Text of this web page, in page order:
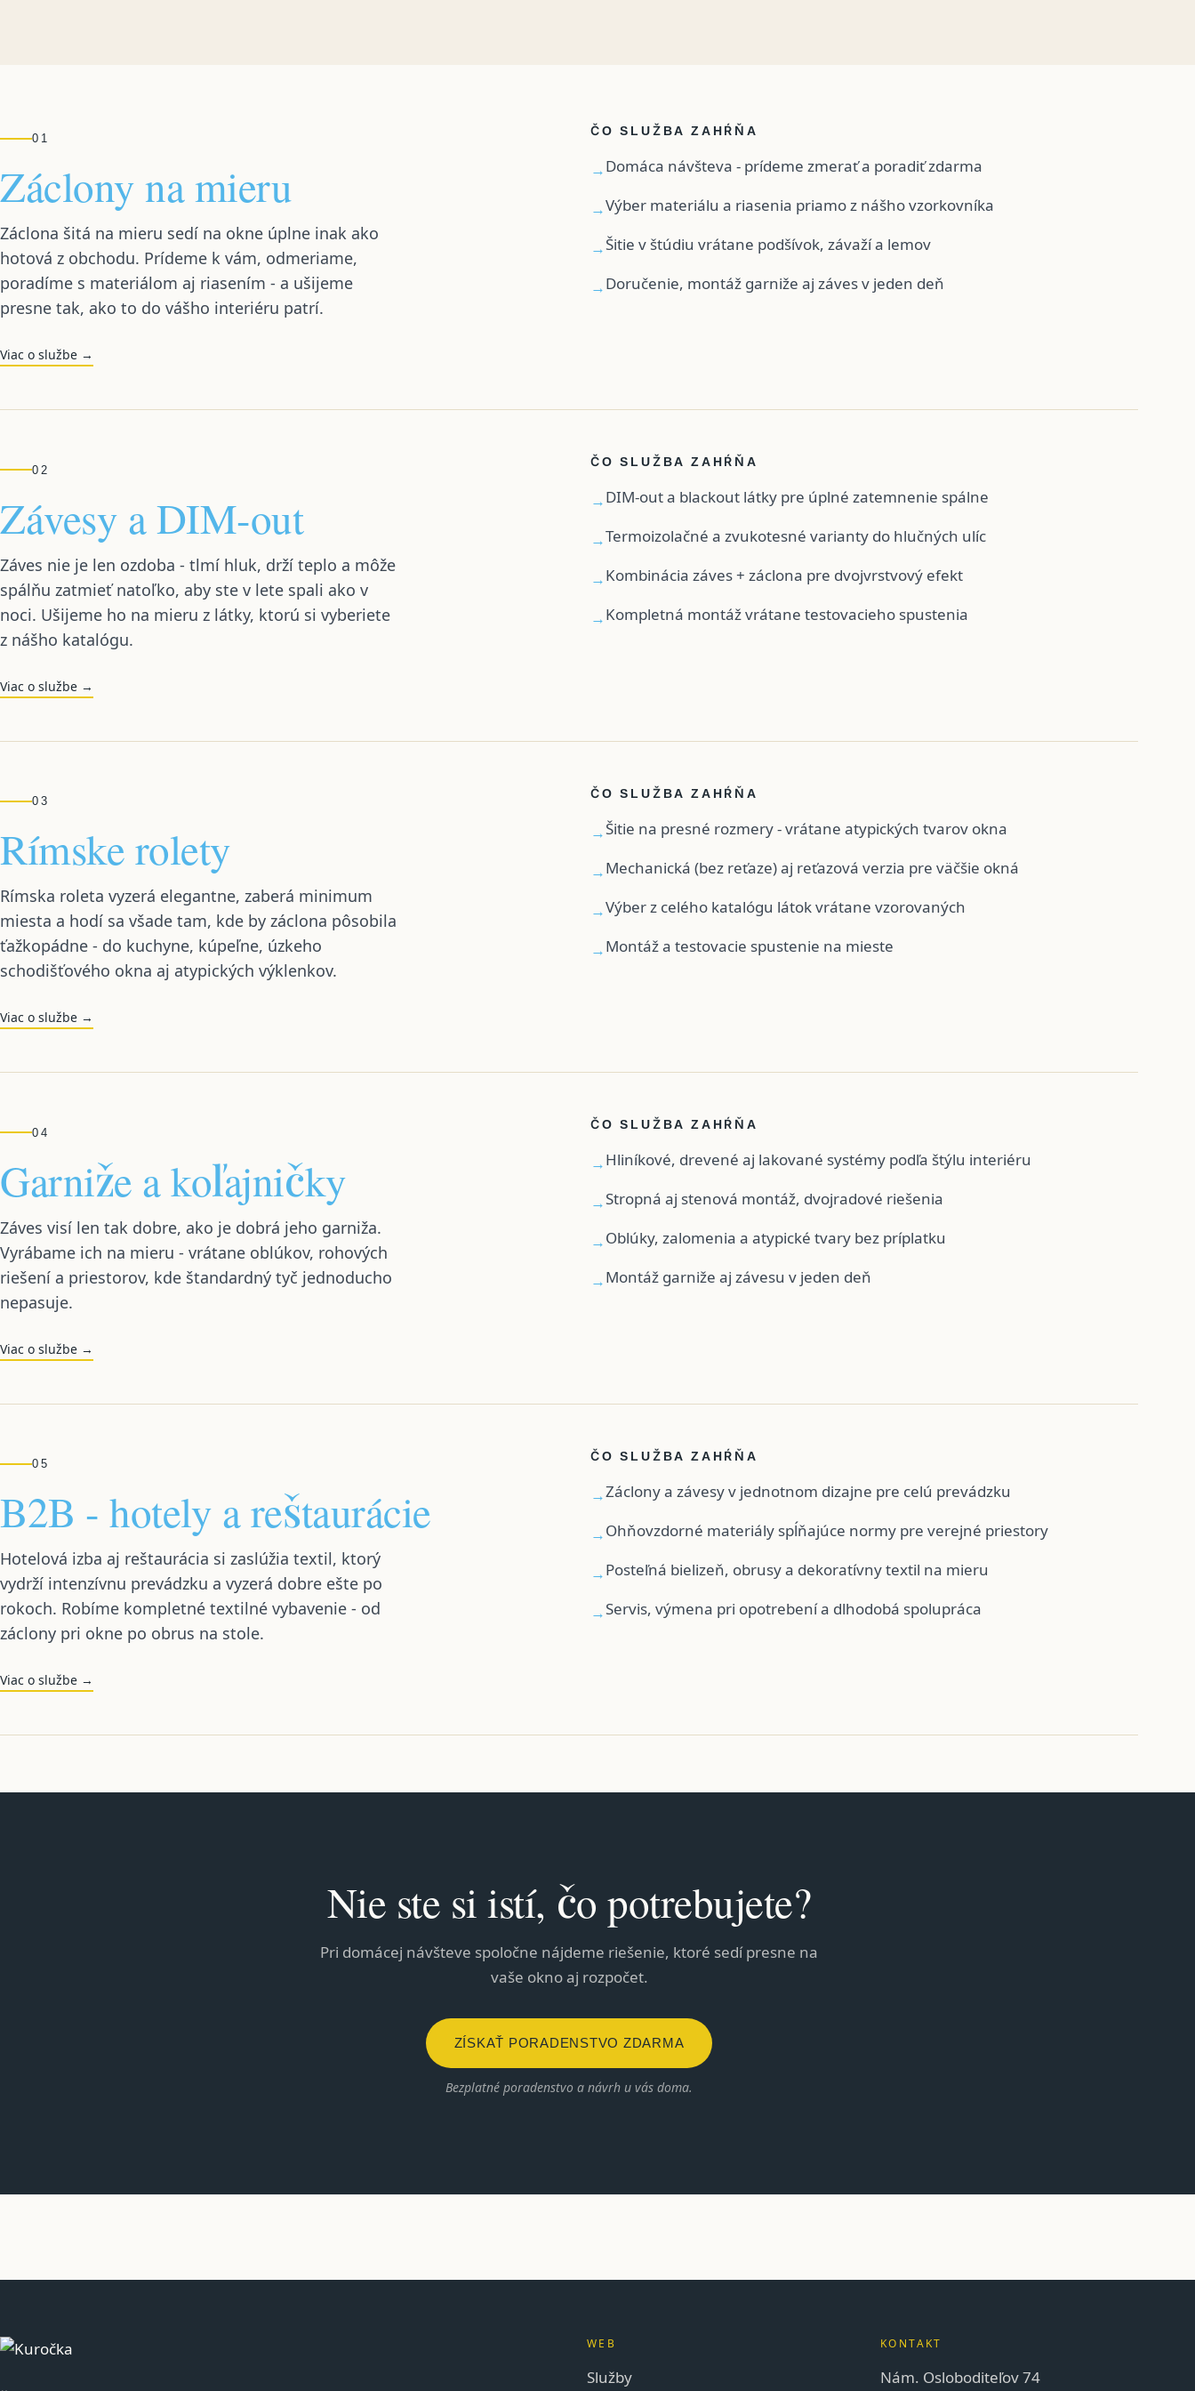
01
Záclony na mieru
Záclona šitá na mieru sedí na okne úplne inak ako
hotová z obchodu. Prídeme k vám, odmeriame,
poradíme s materiálom aj riasením - a ušijeme
presne tak, ako to do vášho interiéru patrí.
Viac o službe →
ČO SLUŽBA ZAHŔŇA
→Domáca návšteva - prídeme zmerať a poradiť zdarma
→Výber materiálu a riasenia priamo z nášho vzorkovníka
→Šitie v štúdiu vrátane podšívok, závaží a lemov
→Doručenie, montáž garniže aj záves v jeden deň
02
Závesy a DIM-out
Záves nie je len ozdoba - tlmí hluk, drží teplo a môže
spálňu zatmieť natoľko, aby ste v lete spali ako v
noci. Ušijeme ho na mieru z látky, ktorú si vyberiete
z nášho katalógu.
Viac o službe →
ČO SLUŽBA ZAHŔŇA
→DIM-out a blackout látky pre úplné zatemnenie spálne
→Termoizolačné a zvukotesné varianty do hlučných ulíc
→Kombinácia záves + záclona pre dvojvrstvový efekt
→Kompletná montáž vrátane testovacieho spustenia
03
Rímske rolety
Rímska roleta vyzerá elegantne, zaberá minimum
miesta a hodí sa všade tam, kde by záclona pôsobila
ťažkopádne - do kuchyne, kúpeľne, úzkeho
schodišťového okna aj atypických výklenkov.
Viac o službe →
ČO SLUŽBA ZAHŔŇA
→Šitie na presné rozmery - vrátane atypických tvarov okna
→Mechanická (bez reťaze) aj reťazová verzia pre väčšie okná
→Výber z celého katalógu látok vrátane vzorovaných
→Montáž a testovacie spustenie na mieste
04
Garniže a koľajničky
Záves visí len tak dobre, ako je dobrá jeho garniža.
Vyrábame ich na mieru - vrátane oblúkov, rohových
riešení a priestorov, kde štandardný tyč jednoducho
nepasuje.
Viac o službe →
ČO SLUŽBA ZAHŔŇA
→Hliníkové, drevené aj lakované systémy podľa štýlu interiéru
→Stropná aj stenová montáž, dvojradové riešenia
→Oblúky, zalomenia a atypické tvary bez príplatku
→Montáž garniže aj závesu v jeden deň
05
B2B - hotely a reštaurácie
Hotelová izba aj reštaurácia si zaslúžia textil, ktorý
vydrží intenzívnu prevádzku a vyzerá dobre ešte po
rokoch. Robíme kompletné textilné vybavenie - od
záclony pri okne po obrus na stole.
Viac o službe →
ČO SLUŽBA ZAHŔŇA
→Záclony a závesy v jednotnom dizajne pre celú prevádzku
→Ohňovzdorné materiály spĺňajúce normy pre verejné priestory
→Posteľná bielizeň, obrusy a dekoratívny textil na mieru
→Servis, výmena pri opotrebení a dlhodobá spolupráca
Nie ste si istí, čo potrebujete?
Pri domácej návšteve spoločne nájdeme riešenie, ktoré sedí presne na
vaše okno aj rozpočet.
ZÍSKAŤ PORADENSTVO ZDARMA
Bezplatné poradenstvo a návrh u vás doma.
WEB
Služby
KONTAKT
Nám. Osloboditeľov 74